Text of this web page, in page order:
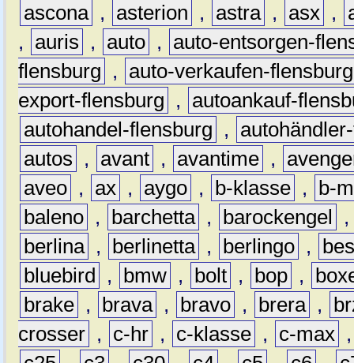
ascona , asterion , astra , asx ,
,
auris , auto ,
auto-entsorgen-
flensburg
,
auto-verkaufen-flensburg
export-flensburg
,
autoankauf-
autohandel-flensburg
,
autos
, avant , avantime ,
aveo , ax , aygo , b-klasse ,
b-
baleno , barchetta , barockengel
berlina , berlinetta , berlingo ,
bluebird
, bmw , bolt , bop ,
brake , brava , bravo , brera ,
crosser , c-hr , c-klasse , c-max